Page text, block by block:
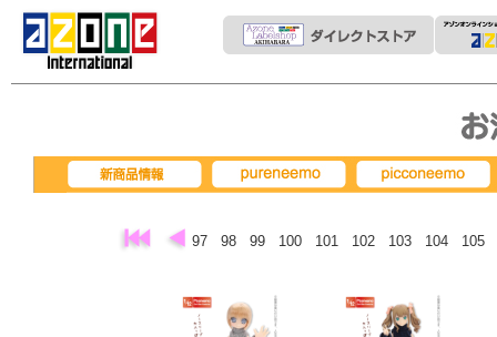
97 98 99 100 101 102 103 104 105